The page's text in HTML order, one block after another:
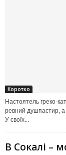
Коротко
Настоятель греко-
ревний душпастир, а
У своїх...
В Сокалі –